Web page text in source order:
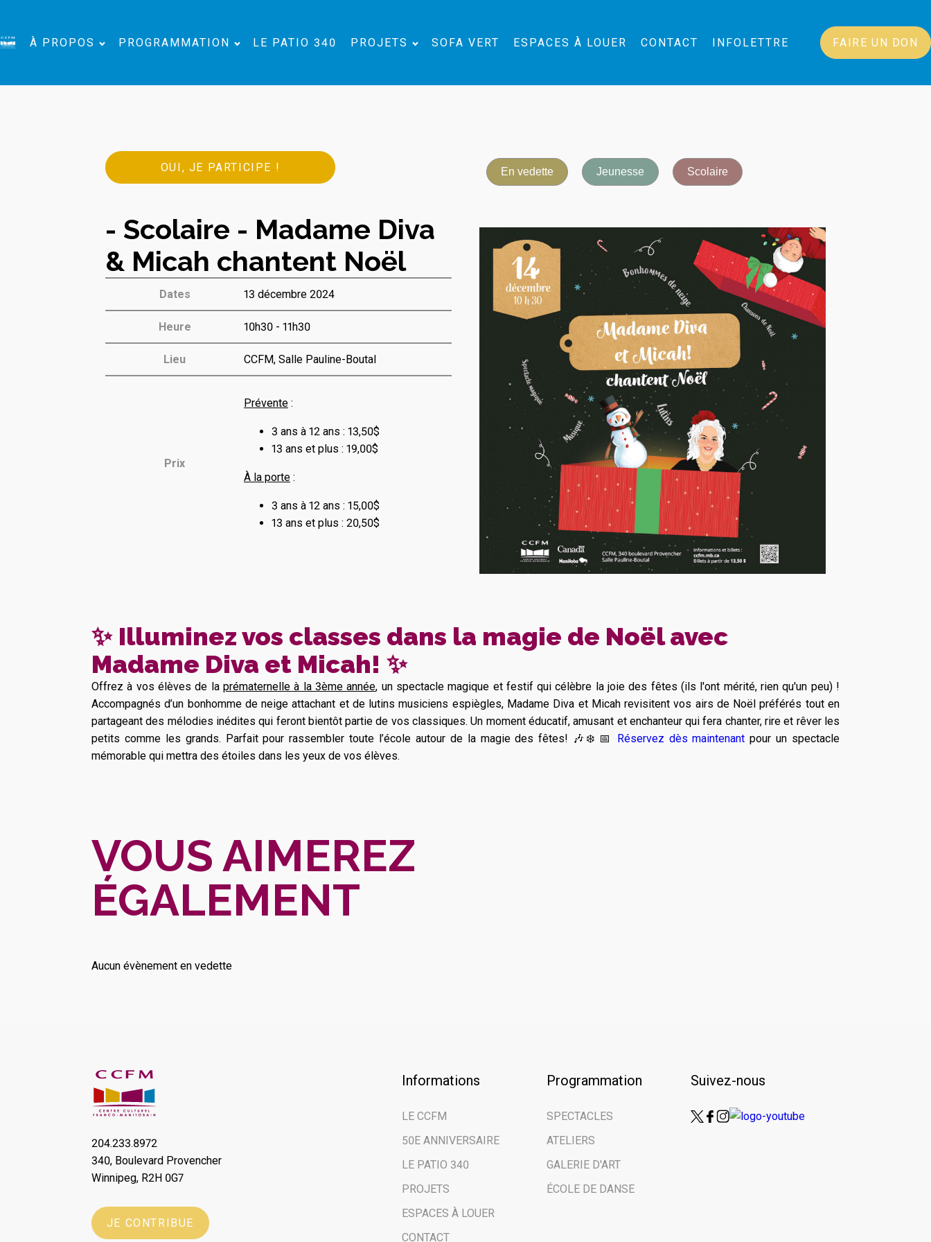
À PROPOS PROGRAMMATION LE PATIO 340 PROJETS SOFA VERT ESPACES À LOUER CONTACT INFOLETTRE FAIRE UN DON
OUI, JE PARTICIPE !
- Scolaire - Madame Diva
& Micah chantent Noël
Dates 13 décembre 2024
Heure 10h30 - 11h30
Lieu CCFM, Salle Pauline-Boutal
Prix
Prévente :
3 ans à 12 ans : 13,50$
13 ans et plus : 19,00$
À la porte :
3 ans à 12 ans : 15,00$
13 ans et plus : 20,50$
En vedette Jeunesse Scolaire
✨ Illuminez vos classes dans la magie de Noël avec
Madame Diva et Micah! ✨
Offrez à vos élèves de la prématernelle à la 3ème année, un spectacle magique et festif qui célèbre la joie des fêtes (ils l'ont mérité, rien qu'un peu) !
Accompagnés d’un bonhomme de neige attachant et de lutins musiciens espiègles, Madame Diva et Micah revisitent vos airs de Noël préférés tout en
partageant des mélodies inédites qui feront bientôt partie de vos classiques. Un moment éducatif, amusant et enchanteur qui fera chanter, rire et rêver les
petits comme les grands. Parfait pour rassembler toute l’école autour de la magie des fêtes! 🎶❄️ 📅 Réservez dès maintenant pour un spectacle
mémorable qui mettra des étoiles dans les yeux de vos élèves.
VOUS AIMEREZ
ÉGALEMENT
Aucun évènement en vedette
204.233.8972
340, Boulevard Provencher
Winnipeg, R2H 0G7
JE CONTRIBUE
Informations
LE CCFM
50E ANNIVERSAIRE
LE PATIO 340
PROJETS
ESPACES À LOUER
CONTACT
Programmation
SPECTACLES
ATELIERS
GALERIE D'ART
ÉCOLE DE DANSE
Suivez-nous